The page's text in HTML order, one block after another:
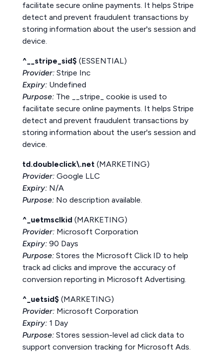
facilitate secure online payments. It helps Stripe
detect and prevent fraudulent transactions by
storing information about the user's session and
device.
^__stripe_sid$ (ESSENTIAL)
Provider: Stripe Inc
Expiry: Undefined
Purpose: The __stripe_ cookie is used to
facilitate secure online payments. It helps Stripe
detect and prevent fraudulent transactions by
storing information about the user's session and
device.
td.doubleclick\.net (MARKETING)
Provider: Google LLC
Expiry: N/A
Purpose: No description available.
^_uetmsclkid (MARKETING)
Provider: Microsoft Corporation
Expiry: 90 Days
Purpose: Stores the Microsoft Click ID to help
track ad clicks and improve the accuracy of
conversion reporting in Microsoft Advertising.
^_uetsid$ (MARKETING)
Provider: Microsoft Corporation
Expiry: 1 Day
Purpose: Stores session-level ad click data to
support conversion tracking for Microsoft Ads.